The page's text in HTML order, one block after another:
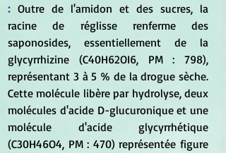
: Outre de l'amidon et des sucres, la
racine de réglisse renferme des
saponosides, essentiellement de la
glycyrrhizine (C40H62OI6, PM : 798),
représentant 3 à 5 % de la drogue sèche.
Cette molécule libère par hydrolyse, deux
molécules d'acide D-glucuronique et une
molécule d'acide glycyrrhétique
(C30H46O4, PM : 470) représentée figure